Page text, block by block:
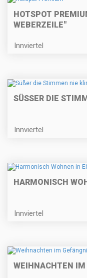
HOTSPOT
EBERZEILE"
Innviertel
SÜSSER DIE
Innviertel
HARMONISCH
Innviertel
WEIHNACHTEN IM